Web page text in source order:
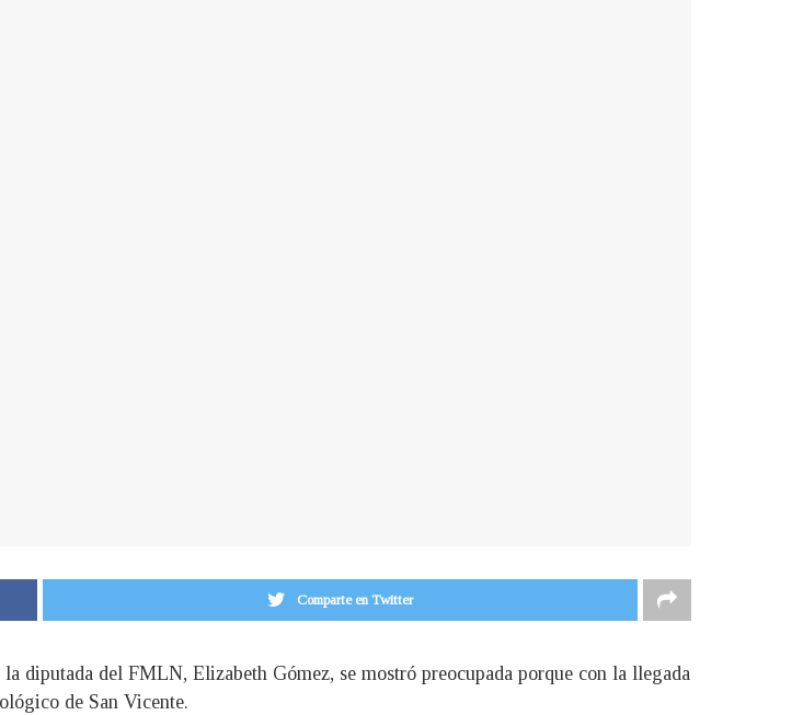
Comparte en Twitter
diputada del FMLN, Elizabeth Gómez, se mostró preocupada porque con la llegada
de San Vicente.